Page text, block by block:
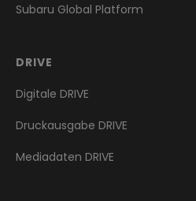
Subaru Global Platform
DRIVE
Digitale DRIVE
Druckausgabe DRIVE
Mediadaten DRIVE